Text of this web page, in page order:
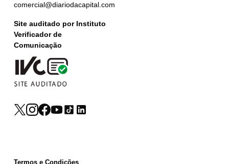
comercial@diariodacapital.com
Site auditado por Instituto
Verificador de
Comunicação
Termos e Condições